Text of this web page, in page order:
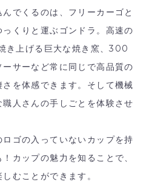
でくるのは、フリーカーゴと
くりと運ぶゴンドラ。高速の
き上げる巨大な焼き窯、300
サーなど常に同じで高品質の
を体感できます。そして機械
人さんの手しごとを体験させ
ゴの入っていないカップを持
カップの魅力を知ることで、
むことができます。